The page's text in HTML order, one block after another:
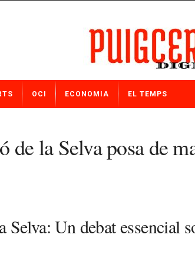
OCI ECONOMIA EL TEMPS
la Selva posa de
Un debat essencial